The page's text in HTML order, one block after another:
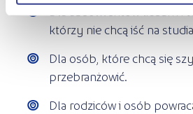
którzy nie chcą iść na
Dla osób, które chcą się
przebranżowić.
Dla rodziców i osób